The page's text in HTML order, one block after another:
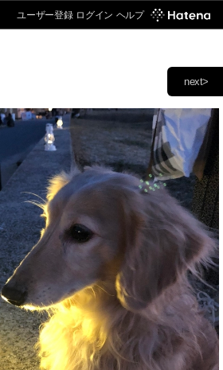
ユーザー登録 ログイン ヘルプ
next>